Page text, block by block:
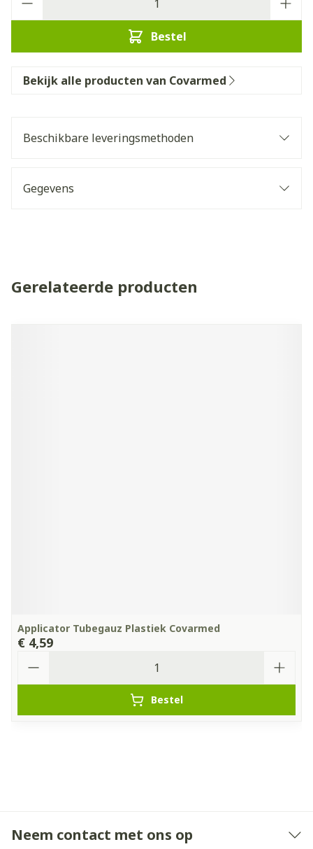
Bestel
Bekijk alle producten van Covarmed
Beschikbare leveringsmethoden
Gegevens
Gerelateerde producten
Applicator Tubegauz Plastiek Covarmed
€ 4,59
Bestel
Neem contact met ons op